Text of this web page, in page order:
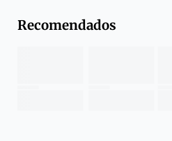
Recomendados